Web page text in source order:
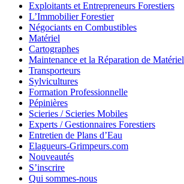
Exploitants et Entrepreneurs Forestiers
L’Immobilier Forestier
Négociants en Combustibles
Matériel
Cartographes
Maintenance et la Réparation de Matériel
Transporteurs
Sylvicultures
Formation Professionnelle
Pépinières
Scieries / Scieries Mobiles
Experts / Gestionnaires Forestiers
Entretien de Plans d’Eau
Elagueurs-Grimpeurs.com
Nouveautés
S’inscrire
Qui sommes-nous